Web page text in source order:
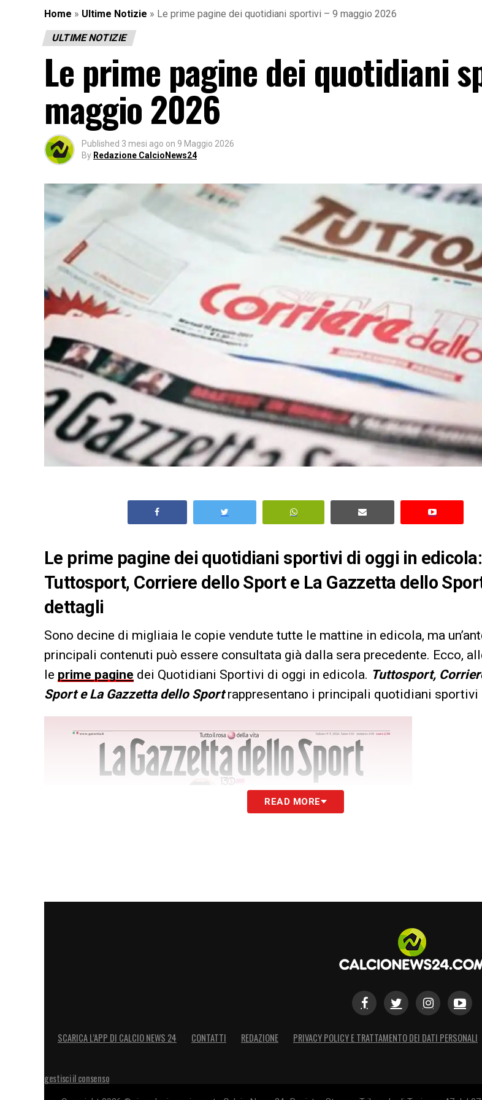
Home » Ultime Notizie » Le prime pagine dei quotidiani sportivi – 9 maggio 2026
ULTIME NOTIZIE
Le prime pagine dei quotidiani
maggio 2026
Published 3 mesi ago on 9 Maggio 2026
By Redazione CalcioNews24
Le prime pagine dei quotidiani sportivi di oggi in edicola:
Tuttosport, Corriere dello Sport e La Gazzetta dello
dettagli
Sono decine di migliaia le copie vendute tutte le mattine in edicola, ma
principali contenuti può essere consultata già dalla sera precedente. Ecco,
le prime pagine dei Quotidiani Sportivi di oggi in edicola. Tuttosport,
Sport e La Gazzetta dello Sportrappresentano i principali quotidiani sportivi
READ MORE
SCARICA L’APP DI CALCIO NEWS 24 CONTATTI REDAZIONE PRIVACY POLICY E TRATTAMENTO DEI DATI PERSONALI
gestisci il consenso